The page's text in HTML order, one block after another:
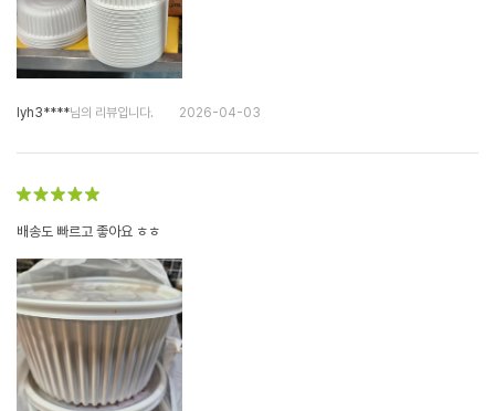
lyh3****님의 리뷰입니다. 2026-04-03
배송도 빠르고 좋아요 ㅎㅎ